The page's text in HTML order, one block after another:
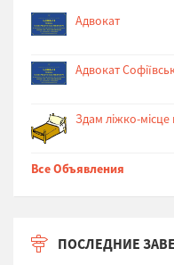
Адвокат
Адвокат
Здам ліжко-
Все Объявления
ПОСЛЕДНИЕ